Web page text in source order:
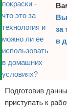
за
в
Подготовив
приступать к